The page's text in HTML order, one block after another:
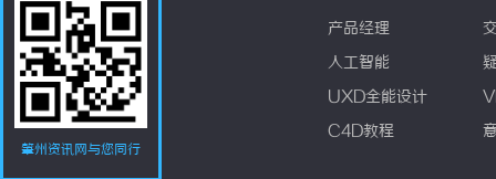
肇州资讯网与您同行
产品经理
人工智能
UXD全能设计
C4D教程